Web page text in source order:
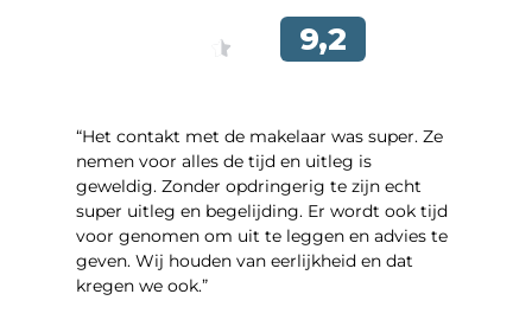
“Het contakt met de makelaar was super. Ze
nemen voor alles de tijd en uitleg is
geweldig. Zonder opdringerig te zijn echt
super uitleg en begelijding. Er wordt ook tijd
voor genomen om uit te leggen en advies te
geven. Wij houden van eerlijkheid en dat
kregen we ook.”